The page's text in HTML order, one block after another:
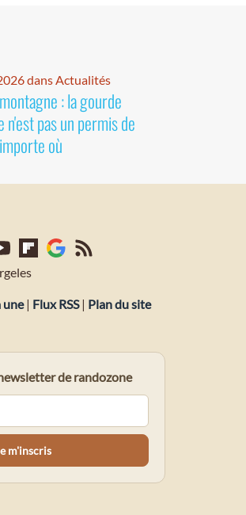
dans Actualités
: la gourde
pas un permis de
où
une| Flux RSS| Plan du site
de randozone